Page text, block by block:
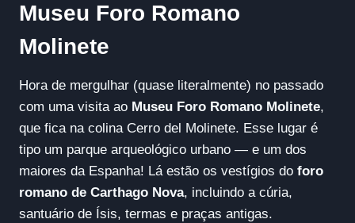
Museu Foro Romano
Molinete
Hora de mergulhar (quase literalmente) no passado
com uma visita ao Museu Foro Romano Molinete,
que fica na colina Cerro del Molinete. Esse lugar é
tipo um parque arqueológico urbano — e um dos
maiores da Espanha! Lá estão os vestígios do foro
romano de Carthago Nova, incluindo a cúria,
santuário de Ísis, termas e praças antigas.